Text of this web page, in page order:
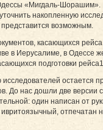
«Мигдаль-Шорашим».
уточнить накопленную
представится возможным.
касающихся
в Иерусалиме, в Одессе
подготовки
остается
До нас дошли две версии
один написан от
ивритоязычный,